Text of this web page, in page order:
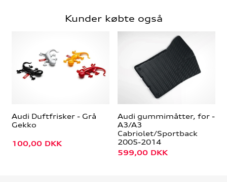
Kunder købte også
Audi Duftfrisker - Grå
Gekko
100,00 DKK
Audi gummimåtter, for -
A3/A3
Cabriolet/Sportback
2005-2014
599,00 DKK